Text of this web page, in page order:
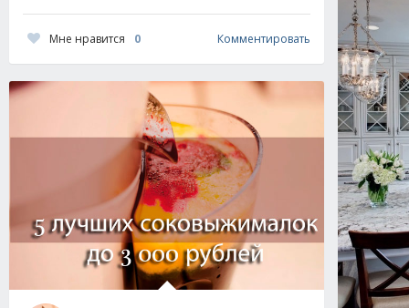
Мне нравится 0 Комментировать